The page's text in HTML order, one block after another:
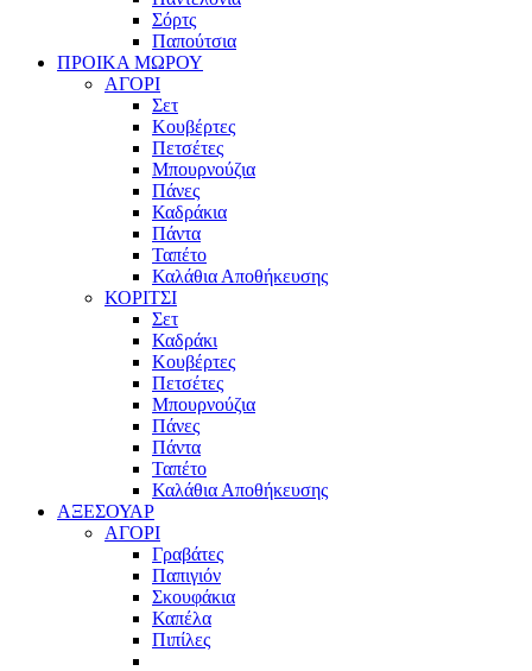
Σόρτς
Παπούτσια
ΠΡΟΙΚΑ ΜΩΡΟΥ
ΑΓΟΡΙ
Σετ
Κουβέρτες
Πετσέτες
Μπουρνούζια
Πάνες
Καδράκια
Πάντα
Ταπέτο
Καλάθια Αποθήκευσης
ΚΟΡΙΤΣΙ
Σετ
Καδράκι
Κουβέρτες
Πετσέτες
Μπουρνούζια
Πάνες
Πάντα
Ταπέτο
Καλάθια Αποθήκευσης
ΑΞΕΣΟΥΑΡ
ΑΓΟΡΙ
Γραβάτες
Παπιγιόν
Σκουφάκια
Καπέλα
Πιπίλες